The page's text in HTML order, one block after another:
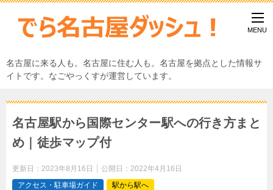
名古屋に来る人も。名古屋に住む人も。名古屋を拠点とした情報サ
イトです。なごやっくすが運営しています。
名古屋駅から国際センター駅への行き方まと
め｜徒歩マップ付
更新日： 2023年8月16日 公開日： 2022年4月16日
アクセス・駐車場ガイド
駅から駅へ